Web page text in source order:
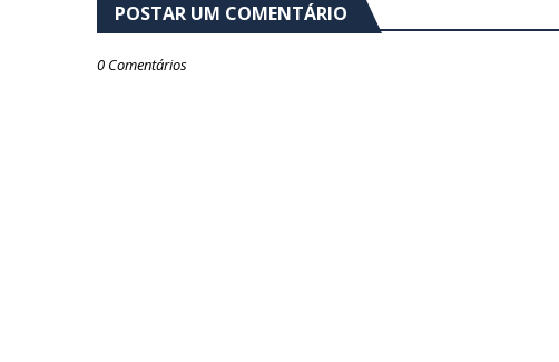
POSTAR UM COMENTÁRIO
0 Comentários